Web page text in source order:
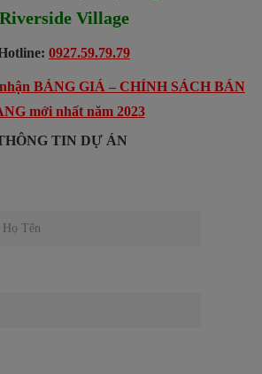
Riverside Village
0927.59.79.79
BẢNG GIÁ – CHÍNH SÁCH BÁN
mới nhất năm 2023
TIN DỰ ÁN